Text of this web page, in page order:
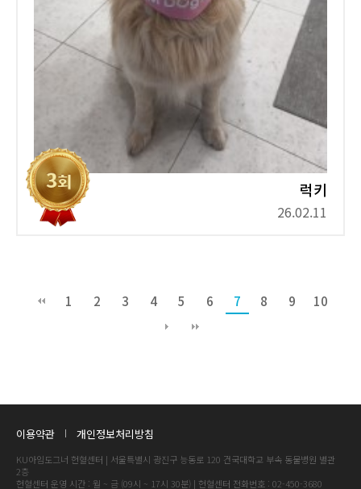
럭키
26.02.11
1 2 3 4 5 6 7 8 9 10
이용약관 개인정보처리방침
KU아임도그너 헌혈센터 | 서울특별시 광진구 능동로 120 건국대학교 부속 동물병원 별관
2층
헌혈센터 운영 시간 : 월 ~ 금 (09시 ~ 17시 30분) | 헌혈센터 전화번호 : 02-450-3680